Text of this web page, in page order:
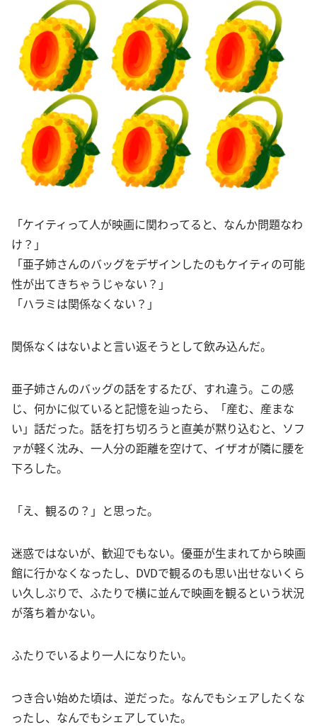
「ケイティって人が映画に関わってると、なんか問題なわ
け？」
「亜子姉さんのバッグをデザインしたのもケイティの可能
性が出てきちゃうじゃない？」
「ハラミは関係なくない？」
関係なくはないよと言い返そうとして飲み込んだ。
亜子姉さんのバッグの話をするたび、すれ違う。この感
じ、何かに似ていると記憶を辿ったら、「産む、産まな
い」話だった。話を打ち切ろうと直美が黙り込むと、ソフ
ァが軽く沈み、一人分の距離を空けて、イザオが隣に腰を
下ろした。
「え、観るの？」と思った。
迷惑ではないが、歓迎でもない。優亜が生まれてから映画
館に行かなくなったし、DVDで観るのも思い出せないくら
い久しぶりで、ふたりで横に並んで映画を観るという状況
が落ち着かない。
ふたりでいるより一人になりたい。
つき合い始めた頃は、逆だった。なんでもシェアしたくな
ったし、なんでもシェアしていた。